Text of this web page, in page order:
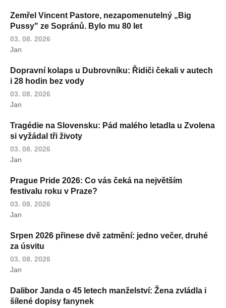
Zemřel Vincent Pastore, nezapomenutelný „Big
Pussy" ze Sopránů. Bylo mu 80 let
03. 08. 2026
Jan
Dopravní kolaps u Dubrovníku: Řidiči čekali v autech
i 28 hodin bez vody
03. 08. 2026
Jan
Tragédie na Slovensku: Pád malého letadla u Zvolena
si vyžádal tři životy
03. 08. 2026
Jan
Prague Pride 2026: Co vás čeká na největším
festivalu roku v Praze?
03. 08. 2026
Jan
Srpen 2026 přinese dvě zatmění: jedno večer, druhé
za úsvitu
03. 08. 2026
Jan
Dalibor Janda o 45 letech manželství: Žena zvládla i
šílené dopisy fanynek